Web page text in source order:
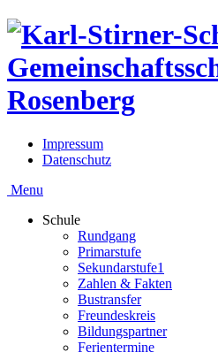
Impressum
Datenschutz
Menu
Schule
Rundgang
Primarstufe
Sekundarstufe1
Zahlen & Fakten
Bustransfer
Freundeskreis
Bildungspartner
Ferientermine